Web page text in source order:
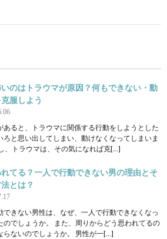
のはトラウマが原因？何もできない・動
服しよう
あると、トラウマに関係する行動をしようとした
ろと思い出してしまい、動けなくなってしまいま
、トラウマは、その気になれば克[…]
てる？一人で行動できない男の理由とそ
とは？
できない男性は、なぜ、一人で行動できなくなっ
のでしょうか。 また、周りからどう思われてるの
らないのでしょうか。 男性が一[…]